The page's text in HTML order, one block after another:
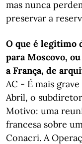
mas nunca
preservar a
O que é legitimo
para Moscovo,
a França, de
AC - É mais
Abril, o subdiretor
Motivo: uma
francesa sobre
Conacri. A